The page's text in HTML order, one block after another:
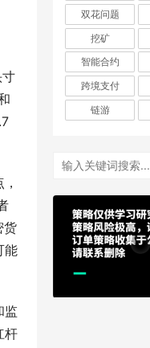
货
能
监
杆
双花问题
挖矿
智能合约
跨境支付
链游